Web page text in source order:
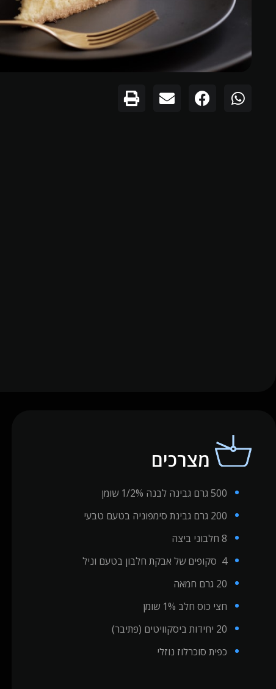
מצרכים
500 גרם גבינה לבנה 1/2% שומן
200 גרם גבינת סימפוניה בטעם טבעי
8 חלבוני ביצה
4 סקופים של אבקת חלבון בטעם וניל
20 גרם חמאה
חצי כוס חלב 1% שומן
20 יחידות ביסקוויטים (פתיבר)
כפית סוכרלוז נוזלי